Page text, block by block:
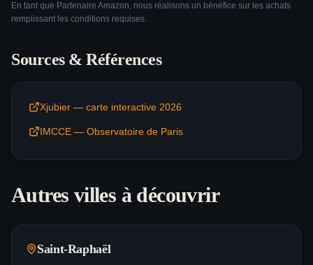
En tant que Partenaire Amazon, nous réalisons un bénéfice sur les achats
remplissant les conditions requises.
Sources & Références
Xjubier — carte interactive 2026
IMCCE — Observatoire de Paris
Autres villes à découvrir
Saint-Raphaël